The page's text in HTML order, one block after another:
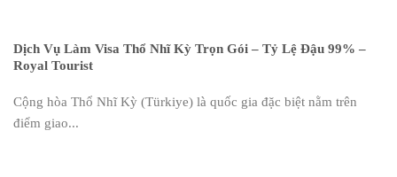
Dịch Vụ Làm Visa Thổ Nhĩ Kỳ Trọn Gói – Tỷ Lệ Đậu 99% –
Royal Tourist
Cộng hòa Thổ Nhĩ Kỳ (Türkiye) là quốc gia đặc biệt nằm trên
điểm giao...